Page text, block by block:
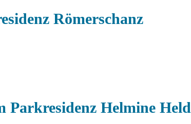
Römerschanz
Parkresidenz Helmine Held